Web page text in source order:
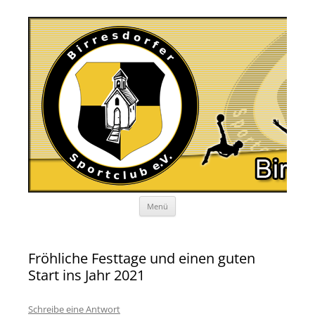
Menü
Fröhliche Festtage und einen guten
Start ins Jahr 2021
Schreibe eine Antwort